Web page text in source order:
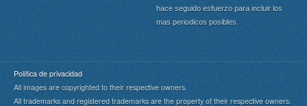
hace seguido esfuerzo para incluir los
mas periodicos posibles.
Política de privacidad
All images are copyrighted to their respective owners.
All trademarks and registered trademarks are the property of their respective owners.